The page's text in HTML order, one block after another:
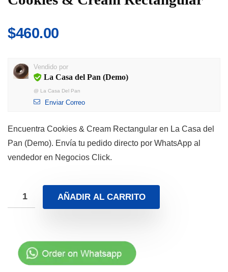
$460.00
Vendido por
La Casa del Pan (Demo)
@ La Casa Del Pan
Enviar Correo
Encuentra Cookies & Cream Rectangular en La Casa del
Pan (Demo). Envía tu pedido directo por WhatsApp al
vendedor en Negocios Click.
AÑADIR AL CARRITO